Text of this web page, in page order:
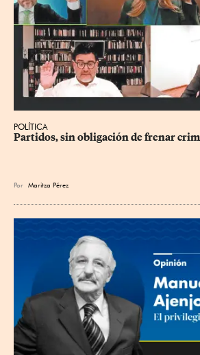
POLÍTICA
Partidos, sin obligación de frenar
Por Maritza Pérez